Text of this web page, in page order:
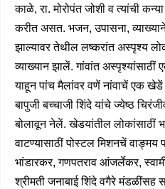
काळे, रा. मोरोपंत जोशी व त्यांची
करीत असत. भजन, उपासना,
झाल्यावर तेथील लष्करांत अस्पृश्य
व्याख्यान झालें. गांवांत
याहून पांच मैलांवर वणें नांवाचें एक
बापुजी बच्चाजी शिंदे यांचे ज्येष्ठ
बोलावून नेलें. खेडयांतील लोकांसाठीं
वाटण्यासाठीं पोस्टल मिशनचें वाङ्मय
भांडारकर, गणपतराव आंजर्लेकर,
श्रीमती जनाबाई शिंदे वगैरे मंडळींसह